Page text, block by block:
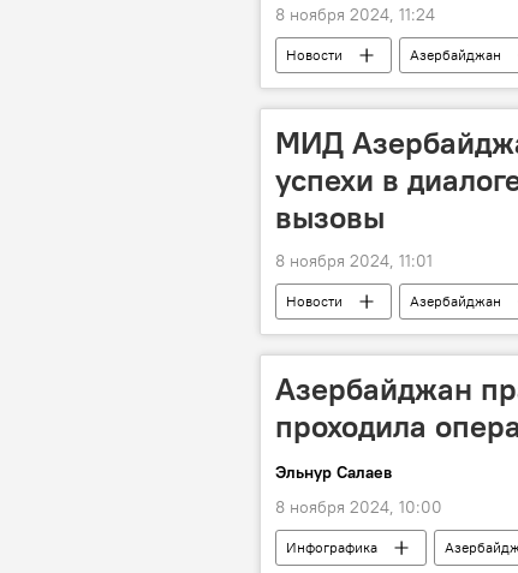
8 ноября 2024, 11:24
Новости Азербайджан
ВС Азербайджана
МИД
успехи в
вызовы
8 ноября 2024, 11:01
Новости Азербайджан
МИД Азербайджана
Азербайджан
проходила
Эльнур Салаев
8 ноября 2024, 10:00
Инфографика